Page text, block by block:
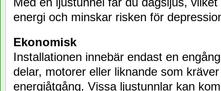
energi och minskar risken för
Ekonomisk
Installationen innebär endast en
delar, motorer eller liknande som
energiåtgång. Vissa ljustunnlar kan